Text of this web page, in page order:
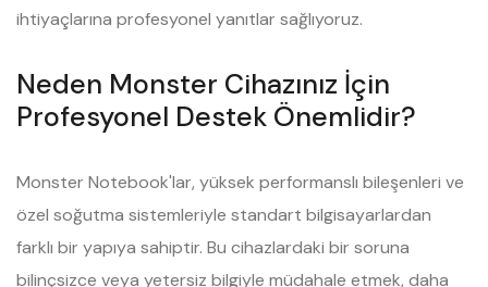
ihtiyaçlarına profesyonel yanıtlar sağlıyoruz.
Neden Monster Cihazınız İçin
Profesyonel Destek Önemlidir?
Monster Notebook'lar, yüksek performanslı bileşenleri ve
özel soğutma sistemleriyle standart bilgisayarlardan
farklı bir yapıya sahiptir. Bu cihazlardaki bir soruna
bilinçsizce veya yetersiz bilgiyle müdahale etmek, daha